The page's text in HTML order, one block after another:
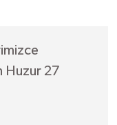
Huzur 27